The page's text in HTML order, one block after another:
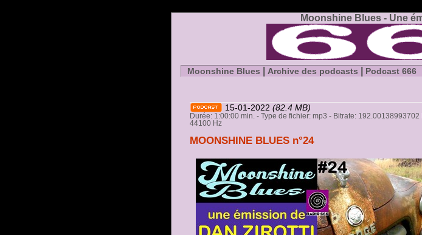
Moonshine Blues - Une
Moonshine Blues Archive des podcasts Podcast 666
15-01-2022 (82.4 MB)
Durée: 1:00:00 min. - Type de fichier: mp3 - Bitrate:
44100 Hz
MOONSHINE BLUES n°24